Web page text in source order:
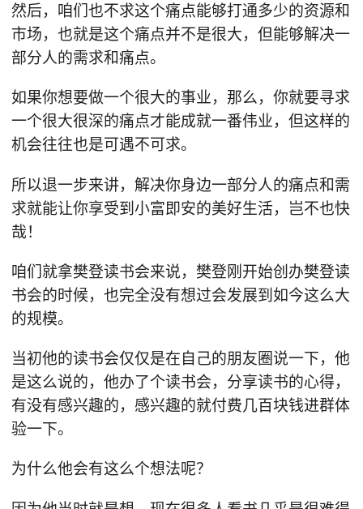
然后，咱们也不求这个痛点能够打通多少的资源和
市场，也就是这个痛点并不是很大，但能够解决一
部分人的需求和痛点。
如果你想要做一个很大的事业，那么，你就要寻求
一个很大很深的痛点才能成就一番伟业，但这样的
机会往往也是可遇不可求。
所以退一步来讲，解决你身边一部分人的痛点和需
求就能让你享受到小富即安的美好生活，岂不也快
哉！
咱们就拿樊登读书会来说，樊登刚开始创办樊登读
书会的时候，也完全没有想过会发展到如今这么大
的规模。
当初他的读书会仅仅是在自己的朋友圈说一下，他
是这么说的，他办了个读书会，分享读书的心得，
有没有感兴趣的，感兴趣的就付费几百块钱进群体
验一下。
为什么他会有这么个想法呢？